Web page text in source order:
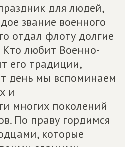
для людей,
звание военного
отдал флоту долгие
Кто любит Военно-
его традиции,
день мы вспоминаем
и
многих поколений
По праву гордимся
которые